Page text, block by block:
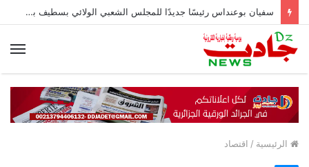
سفيان بوعنداس رئيسًا جديدًا للمجلس الشعبي الولائي بسطيف بالأغلبية
الرئيسية / اقتصاد